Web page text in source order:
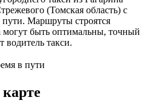
(Томская область) с
Маршруты строятся
могут быть оптимальны, точный
водитель такси.
в пути